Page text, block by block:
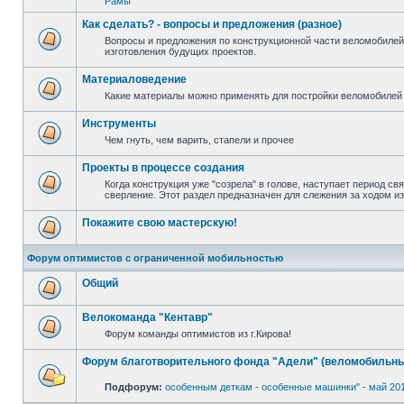
Как сделать? - вопросы и предложения (разное)
Вопросы и предложения по конструкционной части
изготовления будущих проектов.
Материаловедение
Какие материалы можно применять для постройки
Инструменты
Чем гнуть, чем варить, стапели и прочее
Проекты в процессе создания
Когда конструкция уже "созрела" в голове, наступает период
сверление. Этот раздел предназначен для слежения за ходом
Покажите свою мастерскую!
Форум оптимистов с ограниченной мобильностью
Общий
Велокоманда "Кентавр"
Форум команды оптимистов из г.Кирова!
Форум благотворительного фонда "Адели"
Подфорум: особенным деткам - особенные машинки" - май